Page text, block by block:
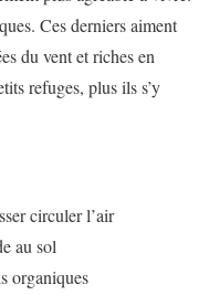
Ces derniers aiment
du vent et riches en
refuges, plus ils s’y
circuler l’air
au sol
organiques